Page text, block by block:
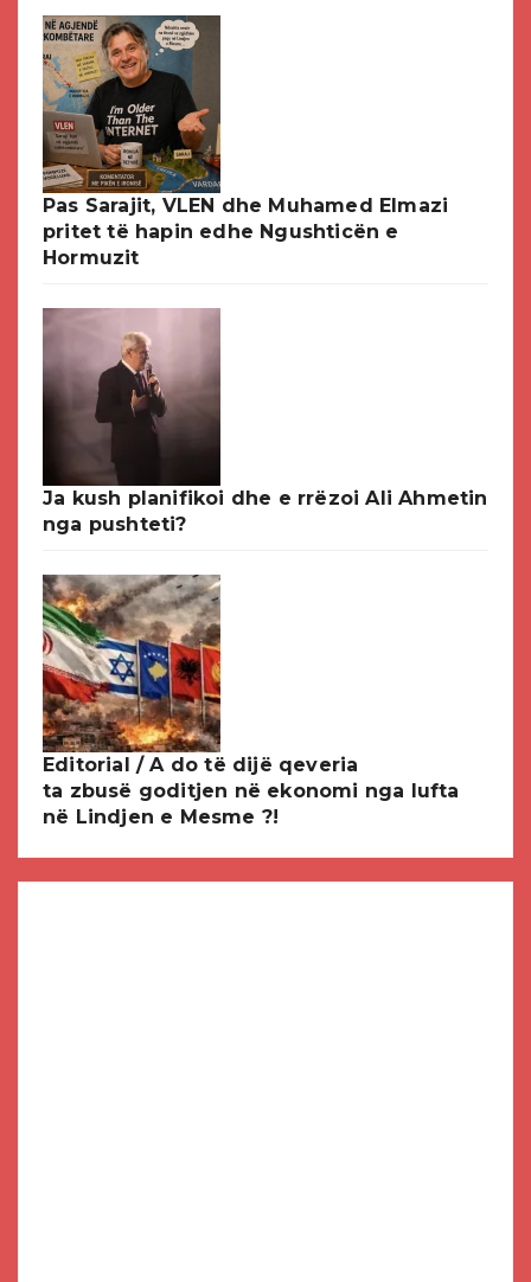
Pas Sarajit, VLEN dhe Muhamed Elmazi
pritet të hapin edhe Ngushticën e
Hormuzit
Ja kush planifikoi dhe e rrëzoi Ali Ahmetin
nga pushteti?
Editorial / A do të dijë qeveria
ta zbusë goditjen në ekonomi nga lufta
në Lindjen e Mesme ?!